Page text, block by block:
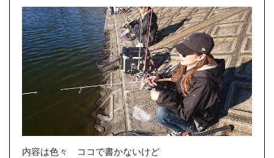
内容は色々 ココで書かないけど